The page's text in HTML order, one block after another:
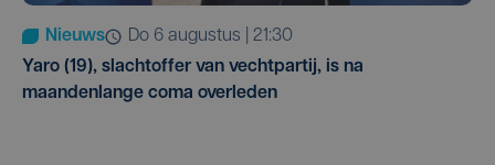
Nieuws
do 6 augustus | 21:30
Yaro (19), slachtoffer van vechtpartij, is na
maandenlange coma overleden